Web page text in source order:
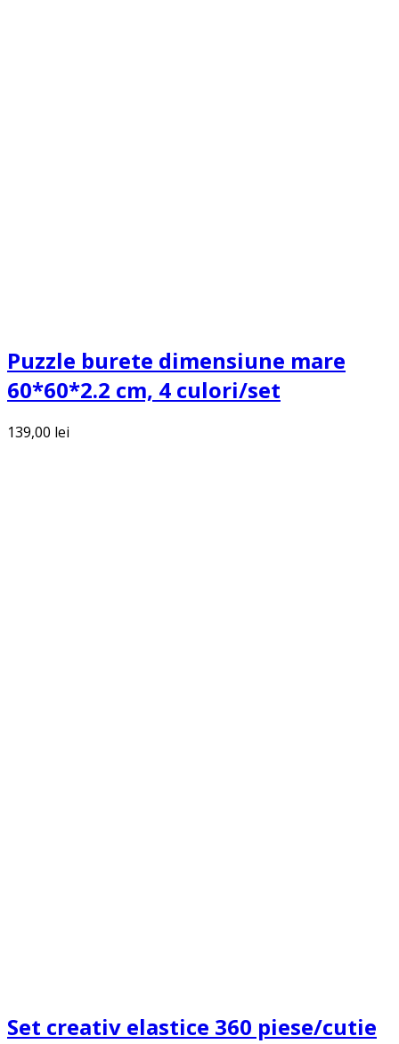
Puzzle burete dimensiune mare
60*60*2.2 cm, 4 culori/set
139,00 lei
Set creativ elastice 360 piese/cutie